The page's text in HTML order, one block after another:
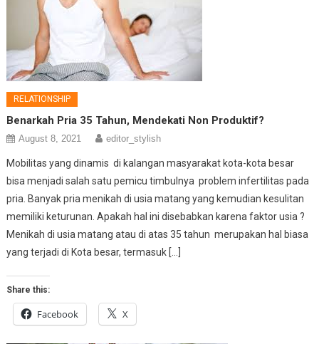
RELATIONSHIP
Benarkah Pria 35 Tahun, Mendekati Non Produktif?
August 8, 2021 editor_stylish
Mobilitas yang dinamis di kalangan masyarakat kota-kota besar
bisa menjadi salah satu pemicu timbulnya problem infertilitas pada
pria. Banyak pria menikah di usia matang yang kemudian kesulitan
memiliki keturunan. Apakah hal ini disebabkan karena faktor usia ?
Menikah di usia matang atau di atas 35 tahun merupakan hal biasa
yang terjadi di Kota besar, termasuk […]
Share this:
Facebook X